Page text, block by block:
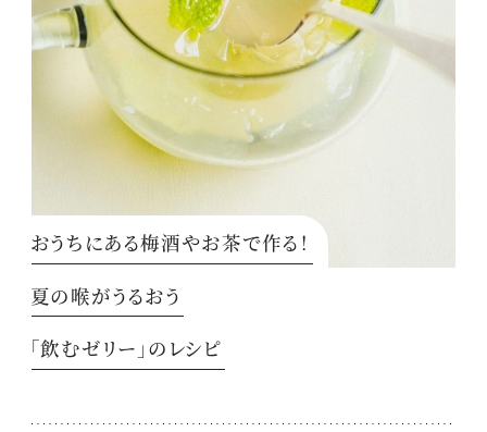
おうちにある梅酒やお茶で作る！
夏の喉がうるおう
「飲むゼリー」のレシピ